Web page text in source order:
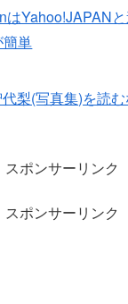
はYahoo!JAPAN
単
梨(写真集)を読
スポンサーリンク
スポンサーリンク